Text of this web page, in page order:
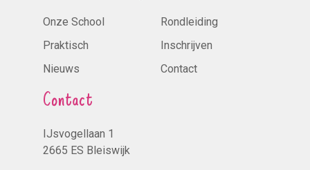
Onze School
Praktisch
Nieuws
Rondleiding
Inschrijven
Contact
Contact
IJsvogellaan 1
2665 ES Bleiswijk